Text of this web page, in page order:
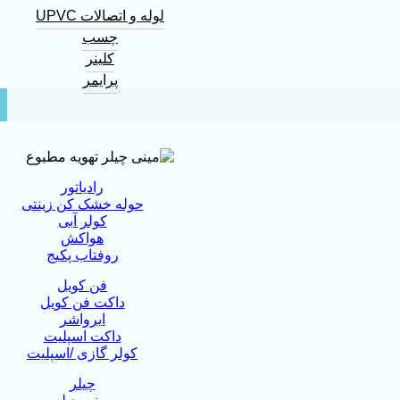
لوله و اتصالات UPVC
چسب
کلینر
پرایمر
رادیاتور
حوله خشک کن زینتی
کولر آبی
هواکش
روفتاب پکیج
فن کویل
داکت فن کویل
ایرواشر
داکت اسپلیت
کولر گازی /اسپلیت
چیلر